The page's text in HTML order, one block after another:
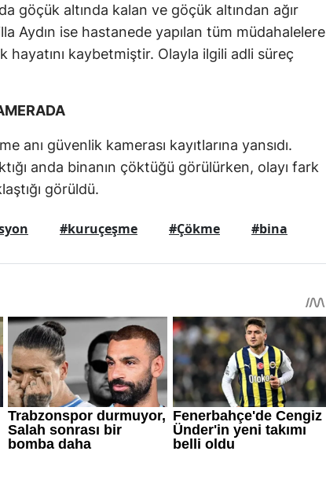
göçük altında kalan ve göçük altından ağır
Aydın ise hastanede yapılan tüm müdahalelere
hayatını kaybetmiştir. Olayla ilgili adli süreç
anı güvenlik kamerası kayıtlarına yansıdı.
anda binanın çöktüğü görülürken, olayı fark
görüldü.
#kuruçeşme #Çökme #bina